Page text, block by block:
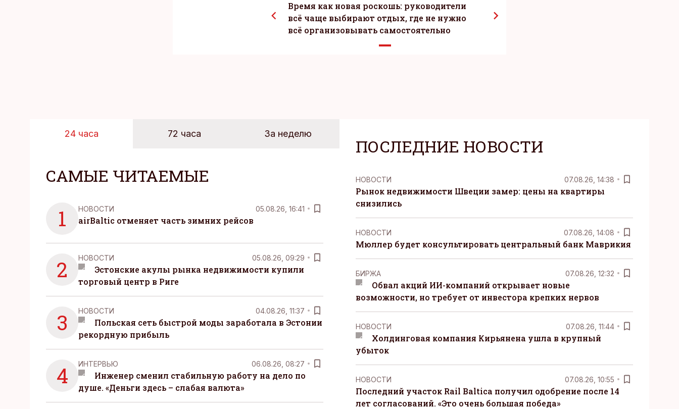
Время как новая роскошь: руководители
всё чаще выбирают отдых, где не нужно
всё организовывать самостоятельно
24 часа 72 часа За неделю
САМЫЕ ЧИТАЕМЫЕ
1 НОВОСТИ 05.08.26, 16:41
airBaltic отменяет часть зимних рейсов
2 НОВОСТИ 05.08.26, 09:29
Эстонские акулы рынка недвижимости купили
торговый центр в Риге
3 НОВОСТИ 04.08.26, 11:37
Польская сеть быстрой моды заработала в Эстонии
рекордную прибыль
4 ИНТЕРВЬЮ 06.08.26, 08:27
Инженер сменил стабильную работу на дело по
душе. «Деньги здесь – слабая валюта»
ПОСЛЕДНИЕ НОВОСТИ
НОВОСТИ 07.08.26, 14:38
Рынок недвижимости Швеции замер: цены на квартиры
снизились
НОВОСТИ 07.08.26, 14:08
Мюллер будет консультировать центральный банк Маврикия
БИРЖА 07.08.26, 12:32
Обвал акций ИИ-компаний открывает новые
возможности, но требует от инвестора крепких нервов
НОВОСТИ 07.08.26, 11:44
Холдинговая компания Кирьянена ушла в крупный
убыток
НОВОСТИ 07.08.26, 10:55
Последний участок Rail Baltica получил одобрение после 14
лет согласований. «Это очень большая победа»